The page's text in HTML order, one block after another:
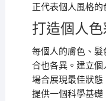
正代表個人風格的
打造個人
每個人的膚色、髮
合也各異。建立
場合展現最佳狀
提供一個科學基